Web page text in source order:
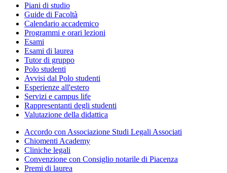
Piani di studio
Guide di Facoltà
Calendario accademico
Programmi e orari lezioni
Esami
Esami di laurea
Tutor di gruppo
Polo studenti
Avvisi dal Polo studenti
Esperienze all'estero
Servizi e campus life
Rappresentanti degli studenti
Valutazione della didattica
Accordo con Associazione Studi Legali Associati
Chiomenti Academy
Cliniche legali
Convenzione con Consiglio notarile di Piacenza
Premi di laurea